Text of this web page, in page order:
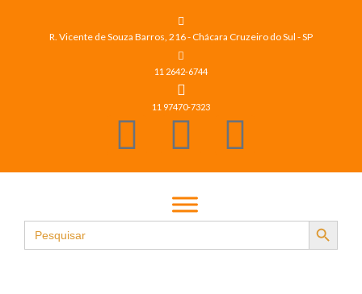
R. Vicente de Souza Barros, 216 - Chácara Cruzeiro do Sul - SP
11 2642-6744
11 97470-7323
Search
for:
Search Button